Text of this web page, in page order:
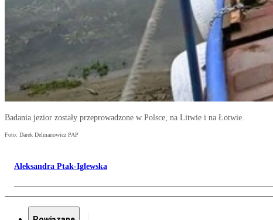
Badania jezior zostały przeprowadzone w Polsce, na Litwie i na Łotwie.
Foto: Darek Delmanowicz PAP
Aleksandra Ptak-Iglewska